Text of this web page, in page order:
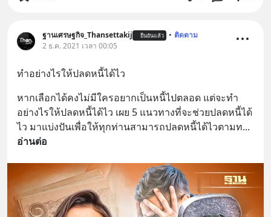
ฐานเศรษฐกิจ_Thansettakij ยืนยันแล้ว • ติดตาม
2 ธ.ค. 2021 เวลา 00:05
ทำอย่างไรให้ปลดหนี้ได้ไว
หากเลือกได้คงไม่มีใครอยากเป็นหนี้ไปตลอด แต่จะทำ
อย่างไรให้ปลดหนี้ได้ไว เผย 5 แนวทางที่จะช่วยปลดหนี้ได้
ไว มาแบ่งปันเพื่อให้ทุกท่านสามารถปลดหนี้ได้ไวตามท
อ่านต่อ